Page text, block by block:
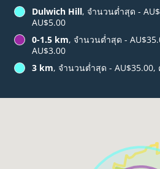
Dulwich Hill, จำนวนต่ำสุด -
AU$5.00
0-1.5 km, จำนวนต่ำสุด -
AU$3.00
3 km, จำนวนต่ำสุด - AU$35.00,